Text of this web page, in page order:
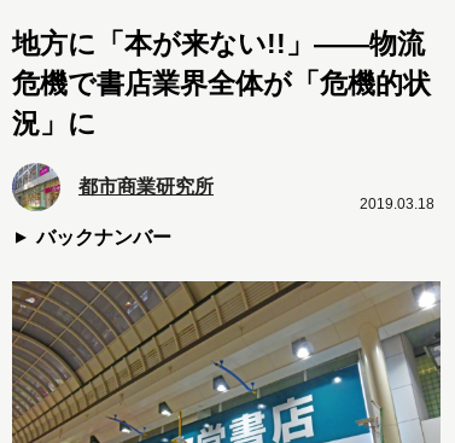
地方に「本が来ない!!」――物流
危機で書店業界全体が「危機的状
況」に
都市商業研究所
バックナンバー
2019.03.18